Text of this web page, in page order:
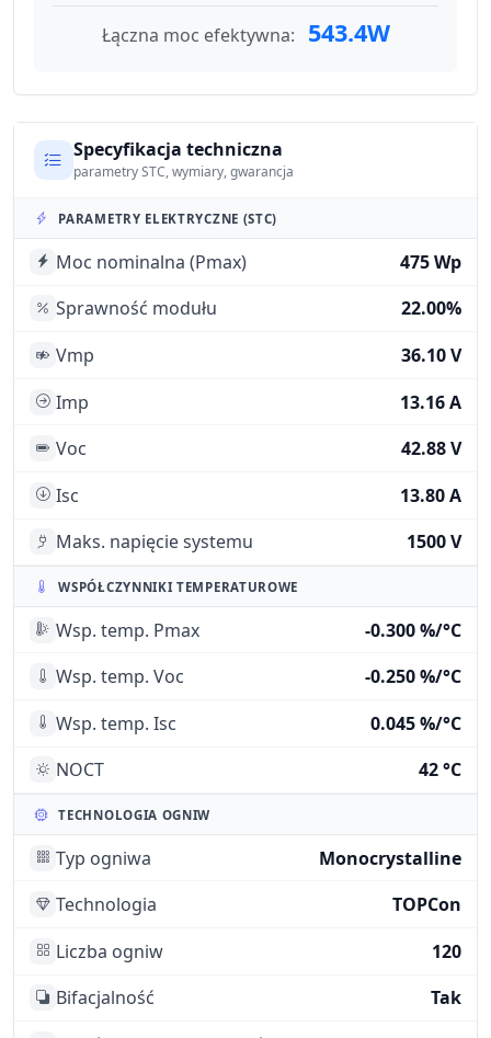
Łączna moc efektywna: 543.4W
Specyfikacja techniczna
parametry STC, wymiary, gwarancja
PARAMETRY ELEKTRYCZNE (STC)
Moc nominalna (Pmax)
475 Wp
Sprawność modułu
22.00%
Vmp
36.10 V
Imp
13.16 A
Voc
42.88 V
Isc
13.80 A
Maks. napięcie systemu
1500 V
WSPÓŁCZYNNIKI TEMPERATUROWE
Wsp. temp. Pmax
-0.300 %/°C
Wsp. temp. Voc
-0.250 %/°C
Wsp. temp. Isc
0.045 %/°C
NOCT
42 °C
TECHNOLOGIA OGNIW
Typ ogniwa
Monocrystalline
Technologia
TOPCon
Liczba ogniw
120
Bifacjalność
Tak